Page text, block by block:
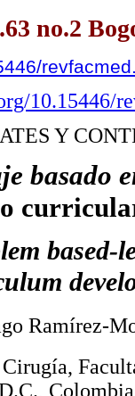
no.2
10.15446/
Y
basado
Ramírez-